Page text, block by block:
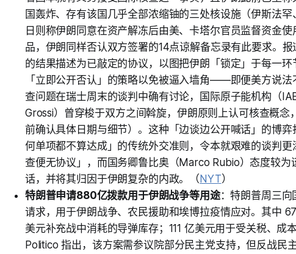
国轰炸、存有该国几乎全部浓缩铀的三处核设施（伊斯法
日则称伊朗同意在资产解冻后由美、卡塔尔官员监督资金
品，伊朗同样否认双方签署的14点谅解备忘录有此要求。
的结果描述为已敲定的协议，以图把伊朗「锁定」于每一
「立即公开否认」的策略以免被逼入墙角——即便美方说
查问题在瑞士周末的谈判中确有讨论，国际原子能机构（
Grossi）曾穿梭于双方之间斡旋，伊朗原则上认可核查概念
前确认具体日期与细节）。这种「边谈边公开喊话」的博
何单项都不算达成」的传统外交准则，令本就艰难的谈判
查便无协议」，而国务卿鲁比奥（Marco Rubio）态度较为
话，并将其归因于伊朗复杂的内政。（NYT）
特朗普申请880亿拨款用于伊朗战争等用途：特朗普周三向
请求，用于伊朗战争、农民援助和埃博拉疫情应对。其中
美元补充战中消耗的导弹库存；111 亿美元用于受关税、成
Politico 指出，该方案需参议院部分民主党支持，但反战民